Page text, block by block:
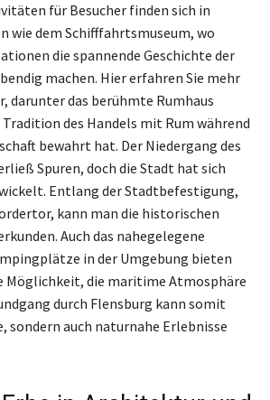
für Besucher finden sich in
wie dem Schifffahrtsmuseum, wo
die spannende Geschichte der
machen. Hier erfahren Sie mehr
darunter das berühmte Rumhaus
des Handels mit Rum während
bewahrt hat. Der Niedergang des
Spuren, doch die Stadt hat sich
Entlang der Stadtbefestigung,
kann man die historischen
Auch das nahegelegene
in der Umgebung bieten
Möglichkeit, die maritime Atmosphäre
durch Flensburg kann somit
sondern auch naturnahe Erlebnisse